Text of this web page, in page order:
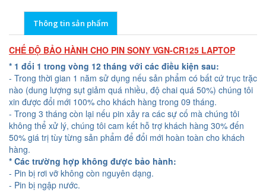
Thông tin sản phẩm
CHẾ ĐỘ BẢO HÀNH CHO PIN SONY VGN-CR125 LAPTOP
* 1 đổi 1 trong vòng 12 tháng với các điều kiện sau:
- Trong thời gian 1 năm sử dụng nếu sản phẩm có bất cứ trục trặc
nào (dung lượng sụt giảm quá nhiều, độ chai quá 50%) chúng tôi
xin được đổi mới 100% cho khách hàng trong 09 tháng.
- Trong 3 tháng còn lại nếu pin xảy ra các sự cố mà chúng tôi
không thể xử lý, chúng tôi cam kết hỗ trợ khách hàng 30% đến
50% giá trị tùy từng sản phẩm để đổi mới hoàn toàn cho khách
hàng.
* Các trường hợp không được bảo hành:
- Pin bị rơi vỡ không còn nguyên dạng.
- Pin bị ngập nước.